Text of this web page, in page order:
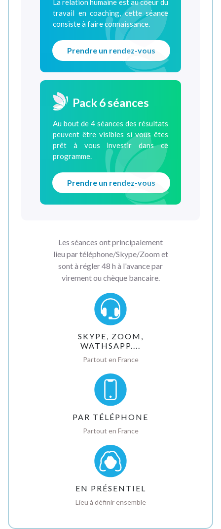
La relation humaine est au coeur du
travail en coaching, cette séance
consiste à faire connaissance.
Prendre un rendez-vous
Pack 6 séances
Au bout de 4 séances des résultats
peuvent être visibles si vous êtes
prêt à vous investir dans ce
programme.
Prendre un rendez-vous
Les séances ont principalement
lieu par téléphone/Skype/Zoom et
sont à régler 48 h à l'avance par
virement ou chèque bancaire.
SKYPE, ZOOM,
WATHSAPP....
Partout en France
PAR TÉLÉPHONE
Partout en France
EN PRÉSENTIEL
Lieu à définir ensemble